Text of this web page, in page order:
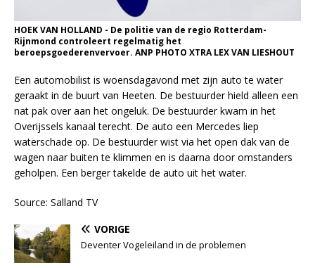
HOEK VAN HOLLAND - De politie van de regio Rotterdam-
Rijnmond controleert regelmatig het
beroepsgoederenvervoer. ANP PHOTO XTRA LEX VAN LIESHOUT
Een automobilist is woensdagavond met zijn auto te water
geraakt in de buurt van Heeten. De bestuurder hield alleen een
nat pak over aan het ongeluk. De bestuurder kwam in het
Overijssels kanaal terecht. De auto een Mercedes liep
waterschade op. De bestuurder wist via het open dak van de
wagen naar buiten te klimmen en is daarna door omstanders
geholpen. Een berger takelde de auto uit het water.
Source: Salland TV
VORIGE
Deventer Vogeleiland in de problemen